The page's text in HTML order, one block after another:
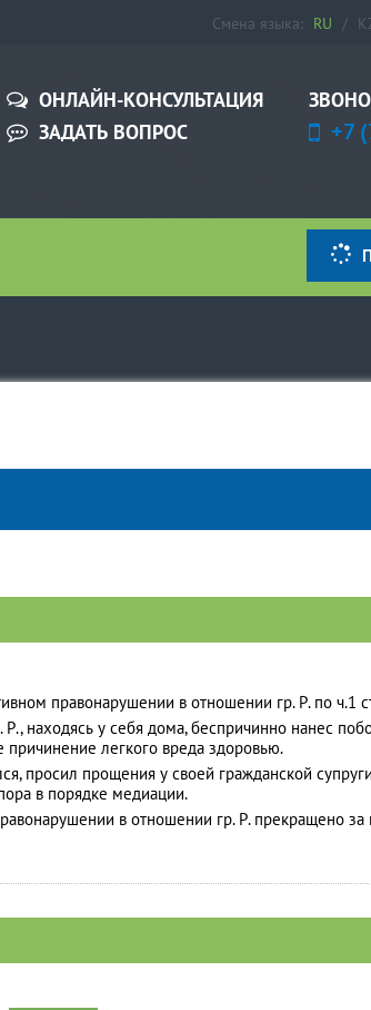
Смена языка: RU /
ОНЛАЙН-КОНСУЛЬТАЦИЯ
ЗАДАТЬ ВОПРОС
+7
правонарушении в отношении гр. Р. по ч.1
находясь у себя дома, беспричинно нанес
легкого вреда здоровью.
просил прощения у своей гражданской
в порядке медиации.
в отношении гр. Р. прекращено